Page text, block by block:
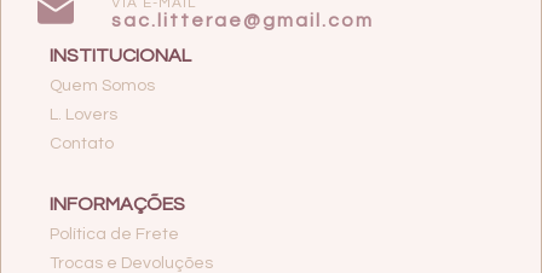
sac.litterae@gmail.com
INSTITUCIONAL
Quem Somos
L. Lovers
Contato
INFORMAÇÕES
Política de Frete
Trocas e Devoluções